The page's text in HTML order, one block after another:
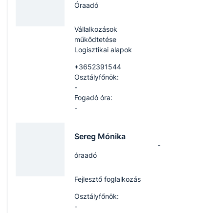
Óraadó
Vállalkozások
működtetése
Logisztikai alapok
+3652391544
Osztályfőnök:
-
Fogadó óra:
-
Sereg Mónika
óraadó
Fejlesztő foglalkozás
-
Osztályfőnök:
-